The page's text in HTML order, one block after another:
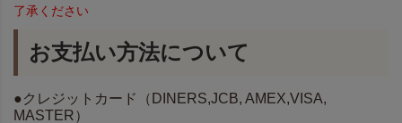
了承ください
お支払い方法について
●クレジットカード（DINERS,JCB, AMEX,VISA,
MASTER）